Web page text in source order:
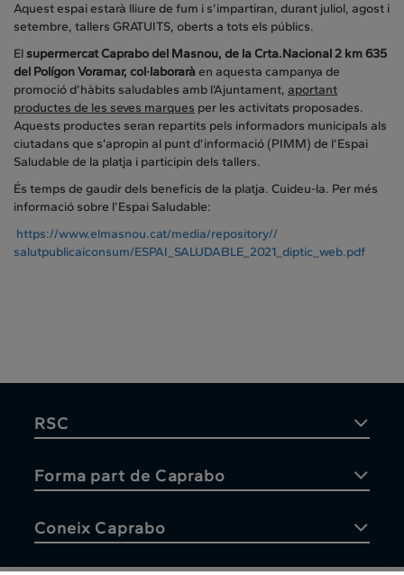
Aquest espai estarà lliure de fum i s’impartiran, durant juliol, agost i
setembre, tallers GRATUITS, oberts a tots els públics.
El supermercat Caprabo del Masnou, de la Crta.Nacional 2 km 635
del Polígon Voramar, col·laboraràen aquesta campanya de
promoció d’hàbits saludables amb l’Ajuntament, aportant
productes de les seves marques per les activitats proposades.
Aquests productes seran repartits pels informadors municipals als
ciutadans que s’apropin al punt d’informació (PIMM) de l’Espai
Saludable de la platja i participin dels tallers.
És temps de gaudir dels beneficis de la platja. Cuideu-la. Per més
informació sobre l’Espai Saludable:
https://www.elmasnou.cat/media/repository//
salutpublicaiconsum/ESPAI_ SALUDABLE_2021_diptic_web.pdf
RSC
Forma part de Caprabo
Coneix Caprabo